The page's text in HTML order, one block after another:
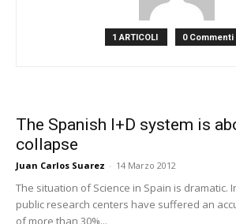
1 ARTICOLI 0 Commenti
The Spanish I+D system is
collapse
Juan Carlos Suarez - 14 Marzo 2012
The situation of Science in Spain is dramatic.
public research centers have suffered an
of more than 30%...